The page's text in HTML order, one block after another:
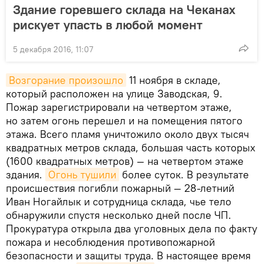
Здание горевшего склада на Чеканах
рискует упасть в любой момент
5 декабря 2016, 11:07
Возгорание произошло 11 ноября в складе,
который расположен на улице Заводская, 9.
Пожар зарегистрировали на четвертом этаже,
но затем огонь перешел и на помещения пятого
этажа. Всего пламя уничтожило около двух тысяч
квадратных метров склада, большая часть которых
(1600 квадратных метров) — на четвертом этаже
здания. Огонь тушили более суток. В результате
происшествия погибли пожарный — 28-летний
Иван Ногайлык и сотрудница склада, чье тело
обнаружили спустя несколько дней после ЧП.
Прокуратура открыла два уголовных дела по факту
пожара и несоблюдения противопожарной
безопасности и защиты труда. В настоящее время